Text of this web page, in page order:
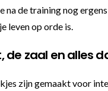
na de training nog
leven op orde is.
de zaal en alles
zijn gemaakt voor